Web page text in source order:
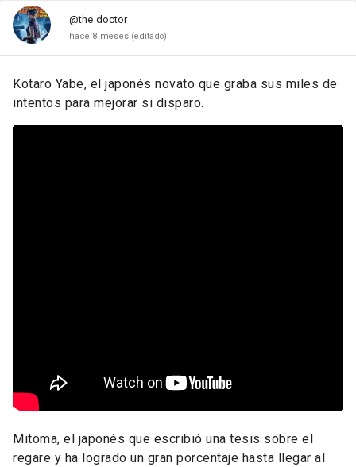
@the doctor
hace 8 meses (editado)
Kotaro Yabe, el japonés novato que graba sus miles de
intentos para mejorar si disparo.
Mitoma, el japonés que escribió una tesis sobre el
regare y ha logrado un gran porcentaje hasta llegar al